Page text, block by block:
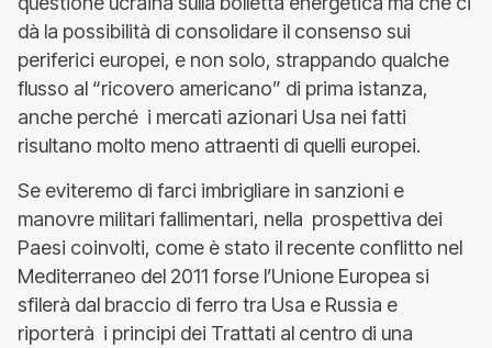
dà la possibilità di consolidare il consenso sui
periferici europei, e non solo, strappando qualche
flusso al “ricovero americano” di prima istanza,
anche perché i mercati azionari Usa nei fatti
risultano molto meno attraenti di quelli europei.
Se eviteremo di farci imbrigliare in sanzioni e
manovre militari fallimentari, nella prospettiva dei
Paesi coinvolti, come è stato il recente conflitto nel
Mediterraneo del 2011 forse l’Unione Europea si
sfilerà dal braccio di ferro tra Usa e Russia e
riporterà i principi dei Trattati al centro di una